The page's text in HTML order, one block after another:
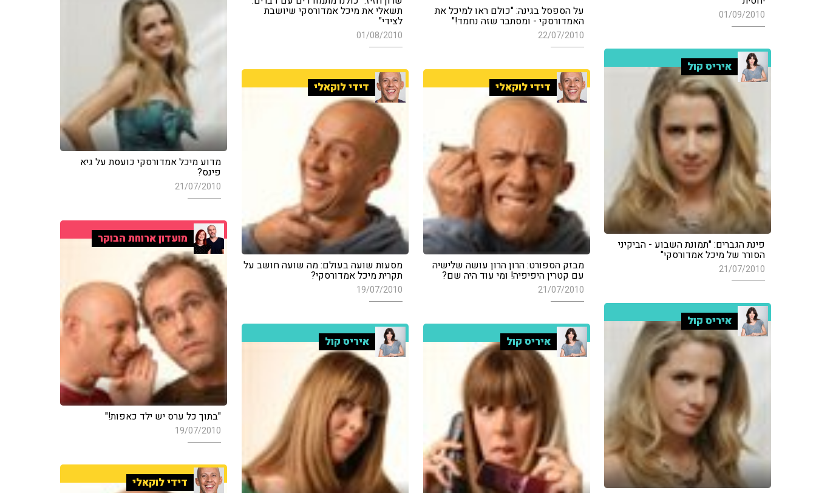
01/09/2010 תשאלי את מיכל אמדורסקי שיושבת
לצידי"
01/08/2010
על הספסל בגינה: "כולם ראו למיכל את
האמדורסקי - ומסתבר שזה נחמד!"
22/07/2010
מדוע מיכל אמדורסקי כועסת על גיא
פינס?
21/07/2010
איריס קול
פינת הגברים: "תמונת השבוע - הביקיני
הסורר של מיכל אמדורסקי"
21/07/2010
דידי לוקאלי
מבזק הספורט: הרון הרון עושה שלישיה
עם קטרין היפיפיה! ומי עוד היה שם?
21/07/2010
דידי לוקאלי
מסעות שועה בעולם: מה שועה חושב על
תקרית מיכל אמדורסקי?
19/07/2010
מועדון ארוחת הבוקר
"בתוך כל ערס יש ילד כאפות!"
19/07/2010
איריס קול
איריס קול איריס קול
דידי לוקאלי